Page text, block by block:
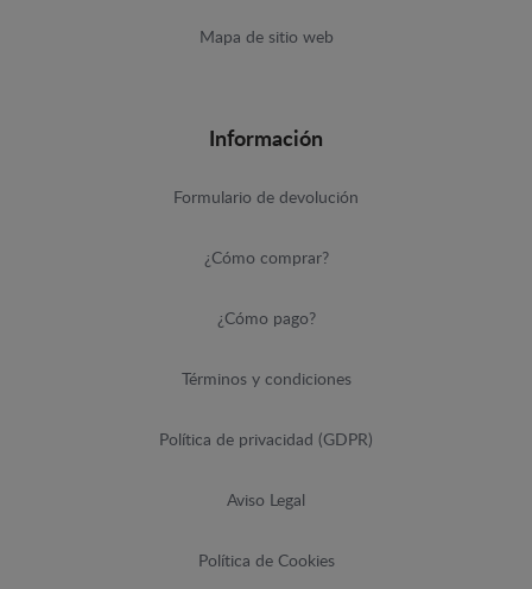
Mapa de sitio web
Información
Formulario de devolución
¿Cómo comprar?
¿Cómo pago?
Términos y condiciones
Política de privacidad (GDPR)
Aviso Legal
Política de Cookies